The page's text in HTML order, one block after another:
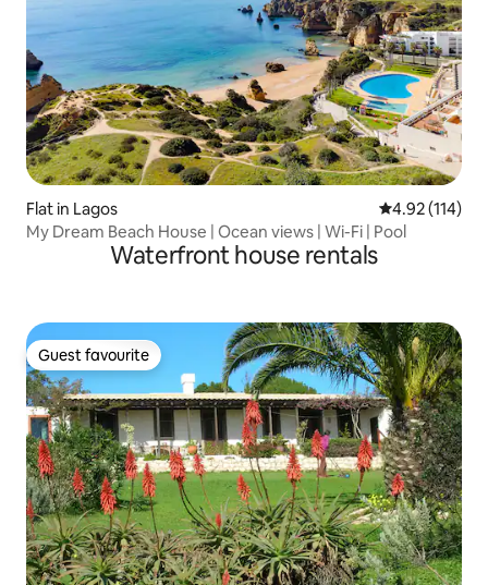
Flat in Lagos 4.92 out of 5
4.92 (114)
My Dream Beach House | Ocean views | Wi-Fi | Pool
Waterfront house rentals
Guest favourite
Guest favourite